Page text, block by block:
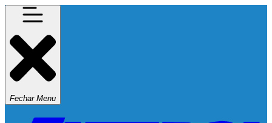
Fechar Menu